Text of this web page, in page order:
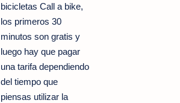
bicicletas Call a bike,
los primeros 30
minutos son gratis y
luego hay que pagar
una tarifa dependiendo
del tiempo que
piensas utilizar la